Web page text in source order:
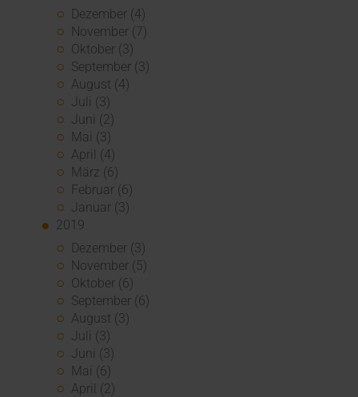
Dezember (4)
November (7)
Oktober (3)
September (3)
August (4)
Juli (3)
Juni (2)
Mai (3)
April (4)
März (6)
Februar (6)
Januar (3)
2019
Dezember (3)
November (5)
Oktober (6)
September (6)
August (3)
Juli (3)
Juni (3)
Mai (6)
April (2)